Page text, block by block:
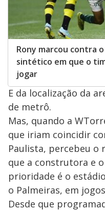
Rony marcou contra
sintético em que o
jogar
E da localização da
de metrô.
Mas, quando a
que iriam coincidir
Paulista, percebeu o
que a construtora e
prioridade é o
o Palmeiras, em
Desde que